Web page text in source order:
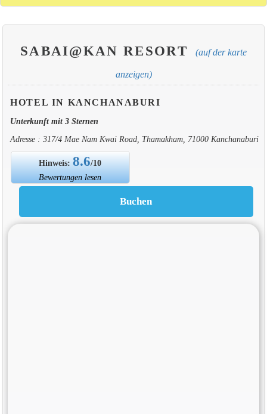
SABAI@KAN RESORT (auf der karte
anzeigen)
HOTEL IN KANCHANABURI
Unterkunft mit 3 Sternen
Adresse : 317/4 Mae Nam Kwai Road, Thamakham, 71000 Kanchanaburi
Hinweis:8.6/10
Bewertungen lesen